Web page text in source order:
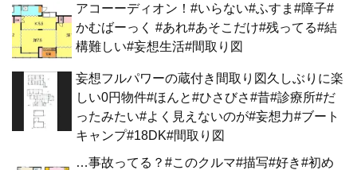
アコーーディオン！#いらない#ふすま#障子#
かむばーっく #あれ#あそこだけ#残ってる#結
構難しい#妄想生活#間取り図
妄想フルパワーの蔵付き間取り図久しぶりに楽
しい0円物件#ほんと#ひさびさ#昔#診療所#だ
ったみたい#よく見えないのが#妄想力#ブート
キャンプ#18DK#間取り図
…事故ってる？#このクルマ#描写#好き#初め